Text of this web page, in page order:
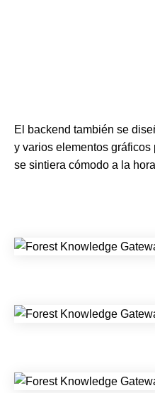
El backend también se
y varios elementos
se sintiera cómodo a la